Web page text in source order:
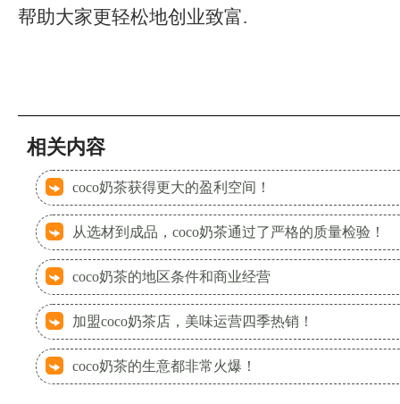
帮助大家更轻松地创业致富.
相关内容
coco奶茶获得更大的盈利空间！
从选材到成品，coco奶茶通过了严格的质量检验！
coco奶茶的地区条件和商业经营
加盟coco奶茶店，美味运营四季热销！
coco奶茶的生意都非常火爆！